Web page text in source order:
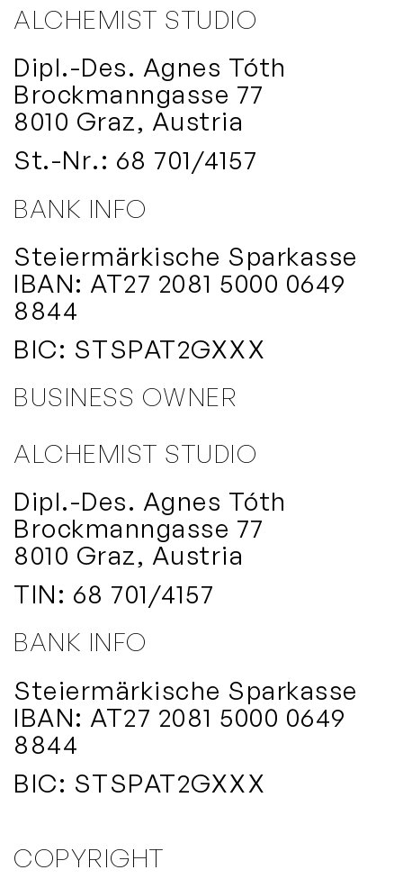
ALCHEMIST STUDIO
Dipl.-Des. Agnes Tóth
Brockmanngasse 77
8010 Graz, Austria
St.-Nr.: 68 701/4157
BANK INFO
Steiermärkische Sparkasse
IBAN: AT27 2081 5000 0649
8844
BIC: STSPAT2GXXX
BUSINESS OWNER
ALCHEMIST STUDIO
Dipl.-Des. Agnes Tóth
Brockmanngasse 77
8010 Graz, Austria
TIN: 68 701/4157
BANK INFO
Steiermärkische Sparkasse
IBAN: AT27 2081 5000 0649
8844
BIC: STSPAT2GXXX
COPYRIGHT